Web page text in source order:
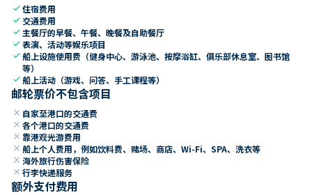
check住宿费用
check 交通费用
check 主餐厅的早餐、午餐、晚餐及自助餐厅
check表演、活动等娱乐项目
check船上设施使用费（健身中心、游泳池、按摩浴缸、俱乐部休息室、图书馆
等）
check船上活动（游戏、问答、手工课程等）
邮轮票价不包含项目
close 自家至港口的交通费
close 各个港口的交通费
close 靠港观光游费用
close 船上个人费用，例如饮料费、赌场、商店、Wi-Fi、SPA、洗衣等
close 海外旅行伤害保险
close 行李快递服务
额外支付费用